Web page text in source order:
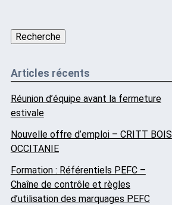
Recherche
Articles récents
Réunion d’équipe avant la fermeture
estivale
Nouvelle offre d’emploi – CRITT BOIS
OCCITANIE
Formation : Référentiels PEFC –
Chaîne de contrôle et règles
d’utilisation des marquages PEFC